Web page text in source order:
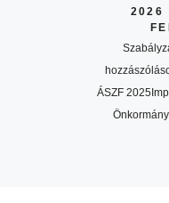
2026
ÁSZF 2025